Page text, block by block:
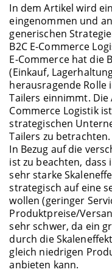
In dem Artikel wird
eingenommen und
generischen
B2C E-Commerce
E-Commerce hat die
(Einkauf,
herausragende Rolle
Tailers einnimmt. Die
Commerce Logistik
strategischen
Tailers zu betrachten.
In Bezug auf die
ist zu beachten, dass
sehr starke
strategisch auf eine
wollen (geringer
Produktpreise/
sehr schwer, da ein
durch die
gleich niedrigen
anbieten kann.